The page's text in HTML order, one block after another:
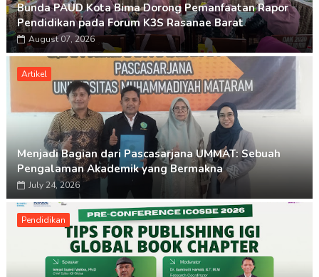
Bunda PAUD Kota Bima Dorong Pemanfaatan Rapor
Pendidikan pada Forum K3S Rasanae Barat
August 07, 2026
Artikel
Menjadi Bagian dari Pascasarjana UMMAT: Sebuah
Pengalaman Akademik yang Bermakna
July 24, 2026
Pendidikan